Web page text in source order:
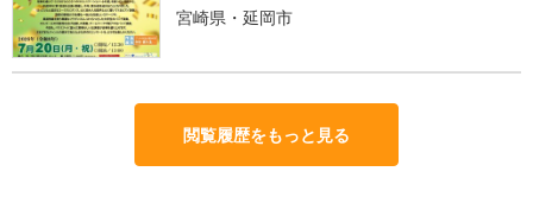
宮崎県・延岡市
閲覧履歴をもっと見る